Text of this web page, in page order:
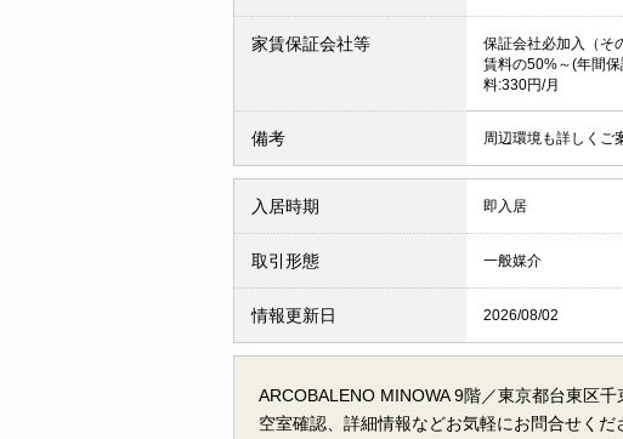
家賃保証会社等
保証会社必加入（そ
賃料の50%～(年間
料:330円/月
備考 周辺環境も詳しくご
入居時期 即入居
取引形態 一般媒介
情報更新日 2026/08/02
ARCOBALENO MINOWA 9階／東京都台東区千
空室確認、詳細情報などお気軽にお問合せくだ